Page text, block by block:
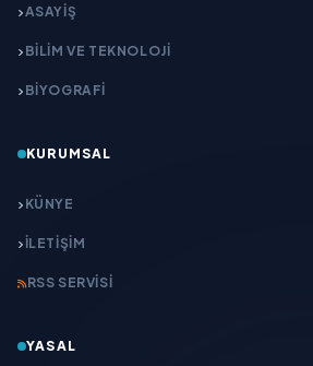
ASAYİŞ
BİLİM VE TEKNOLOJİ
BİYOGRAFİ
KURUMSAL
KÜNYE
İLETIŞIM
RSS SERVISI
YASAL